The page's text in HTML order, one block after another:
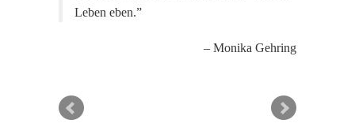
Leben eben.
Monika Gehring